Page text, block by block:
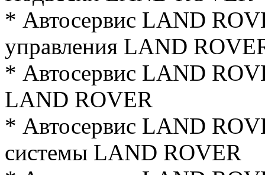
* Автосервис LAND
управления LAND
* Автосервис LAND
LAND ROVER
* Автосервис LAND
системы LAND ROVER